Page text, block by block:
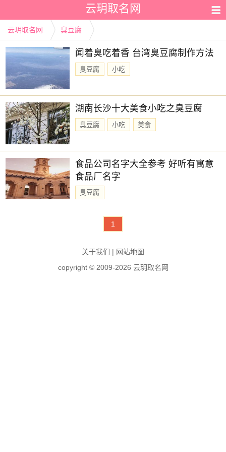
云玥取名网
云玥取名网 臭豆腐
闻着臭吃着香 台湾臭豆腐制作方法
臭豆腐 小吃
湖南长沙十大美食小吃之臭豆腐
臭豆腐 小吃 美食
食品公司名字大全参考 好听有寓意
食品厂名字
臭豆腐
1
关于我们 | 网站地图
copyright © 2009-2026 云玥取名网